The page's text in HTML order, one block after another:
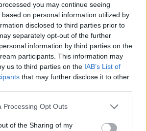
you may continue seeing
on personal information utilized by
disclosed to third parties prior to
separately opt-out of the further
information by third parties on the
participants. This information may
us to third parties on the IAB’s List of
that may further disclose it to other
website/app uses one or more Google
or usage behaviour. You may click to
Processing Opt Outs
of the Sharing of my
Να σας έχει καλά ο Θεός.